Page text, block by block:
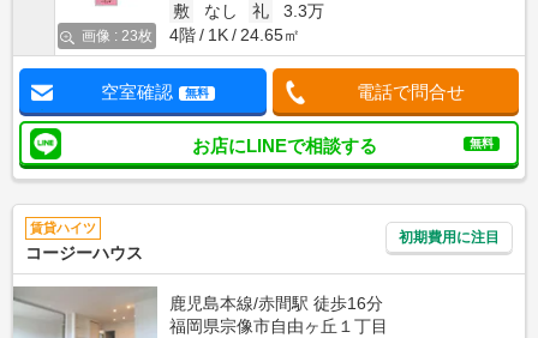
画像 : 23枚
敷
なし 礼
3.3万
4階
1K 24.65㎡
空室確認 無料 電話で問合せ
お店にLINEで相談する 無料
賃貸ハイツ
コージーハウス
初期費用に注目
鹿児島本線/赤間駅 徒歩16分
福岡県宗像市自由ヶ丘１丁目